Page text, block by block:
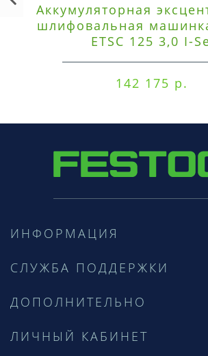
Аккумуляторная
шлифовальная
ETSC 125 3,0 I-
142 175 р.
ИНФОРМАЦИЯ
СЛУЖБА ПОДДЕРЖКИ
ДОПОЛНИТЕЛЬНО
ЛИЧНЫЙ КАБИНЕТ